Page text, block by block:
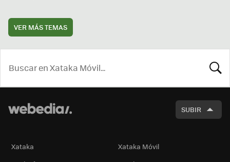
VER MÁS TEMAS
SUBIR
Xataka
Xataka Móvil